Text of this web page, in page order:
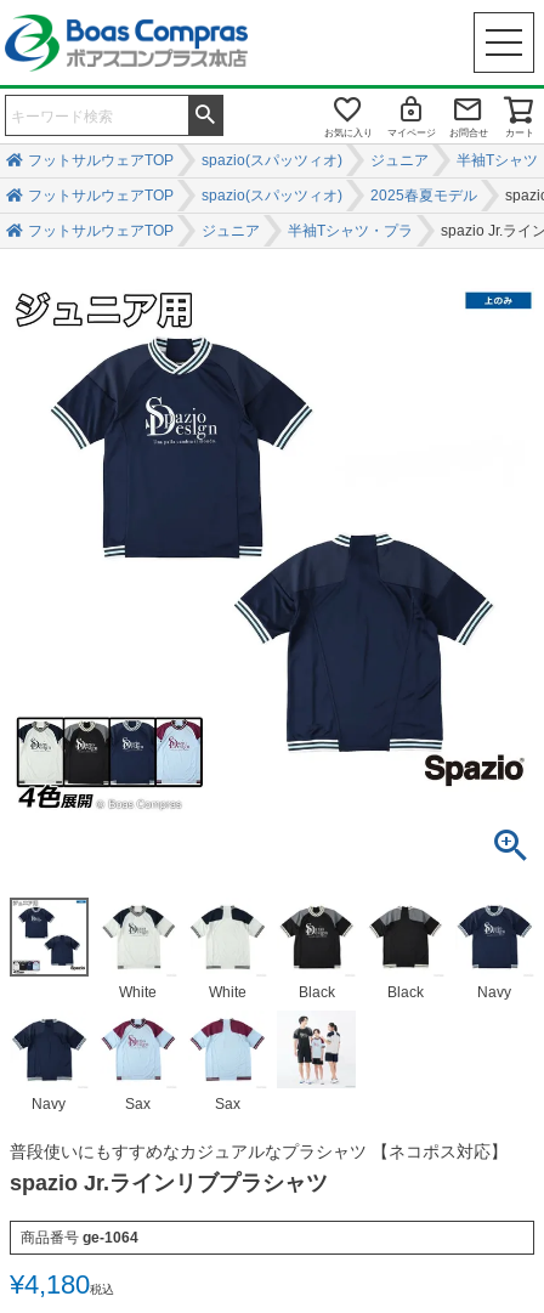
お気に入り マイページ お問合せ カート
フットサルウェアTOP spazio(スパッツィオ) ジュニア 半袖Tシャツ
フットサルウェアTOP spazio(スパッツィオ) 2025春夏モデル
フットサルウェアTOP ジュニア 半袖Tシャツ・プラ spazio Jr.ライ
White White Black Black Navy
Navy Sax Sax
普段使いにもすすめなカジュアルなプラシャツ 【ネコポス対応】
spazio Jr.ラインリブプラシャツ
商品番号 ge-1064
¥4,180税込